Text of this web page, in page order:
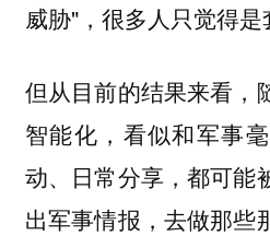
威胁"，很多人只觉得是
但从目前的结果来看，
智能化，看似和军事
动、日常分享，都可能
出军事情报，去做那些